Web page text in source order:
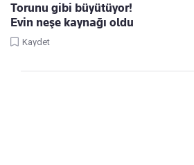
Torunu gibi büyütüyor!
Evin neşe kaynağı oldu
Kaydet